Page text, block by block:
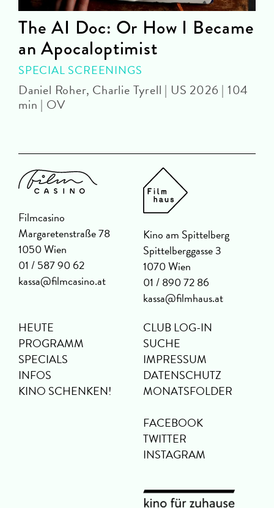
The AI Doc: Or How I Became
an Apocaloptimist
SPECIAL SCREENINGS
Daniel Roher, Charlie Tyrell | US 2026 | 104
min | OV
Filmcasino
Margaretenstraße 78
1050 Wien
01 / 587 90 62
kassa@filmcasino.at
Kino am Spittelberg
Spittelberggasse 3
1070 Wien
01 / 890 72 86
kassa@filmhaus.at
HEUTE
PROGRAMM
SPECIALS
INFOS
KINO SCHENKEN!
CLUB LOG-IN
SUCHE
IMPRESSUM
DATENSCHUTZ
MONATSFOLDER
FACEBOOK
TWITTER
INSTAGRAM